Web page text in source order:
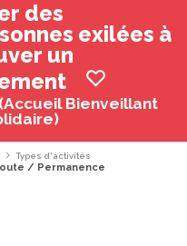
des
exilées à
un
Bienveillant
Types d'activités
/ Permanence